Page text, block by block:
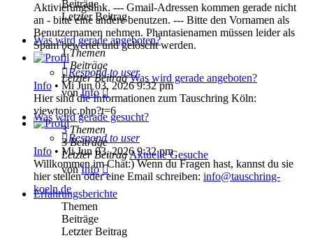
Aktivierungslink. --- Gmail-Adressen kommen gerade nicht
an - bitte eine andere benutzen. --- Bitte den Vornamen als
Benutzernamen nehmen. Phantasienamen müssen leider als
Spam bewertet und gelöscht werden.
Respond to user
Info • Mi Jun 03, 2026 9:32 pm
Hier sind die Informationen zum Tauschring Köln:
viewtopic.php?t=6
Respond to user
Info • Mi Jun 03, 2026 9:32 pm
Willkommen im Chat:) Wenn du Fragen hast, kannst du sie
hier stellen oder eine Email schreiben: info@tauschring-
koeln.de
Beiträge
Letzter Beitrag
Was wird gerade angeboten?
1Themen
1Beiträge
Letzter Beitrag Was wird gerade angeboten?
vonInfo
Neuester
Beitrag
Was wird gerade gesucht?
3Themen
3Beiträge
Letzter BeitragAktuelle Gesuche
vonInfo
Neuester
Beitrag
Erfahrungsberichte
Themen
Beiträge
Letzter Beitrag